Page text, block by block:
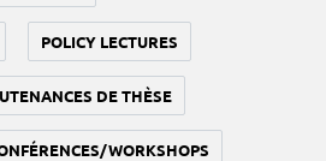
POLICY LECTURES
DE THÈSE
WORKSHOPS